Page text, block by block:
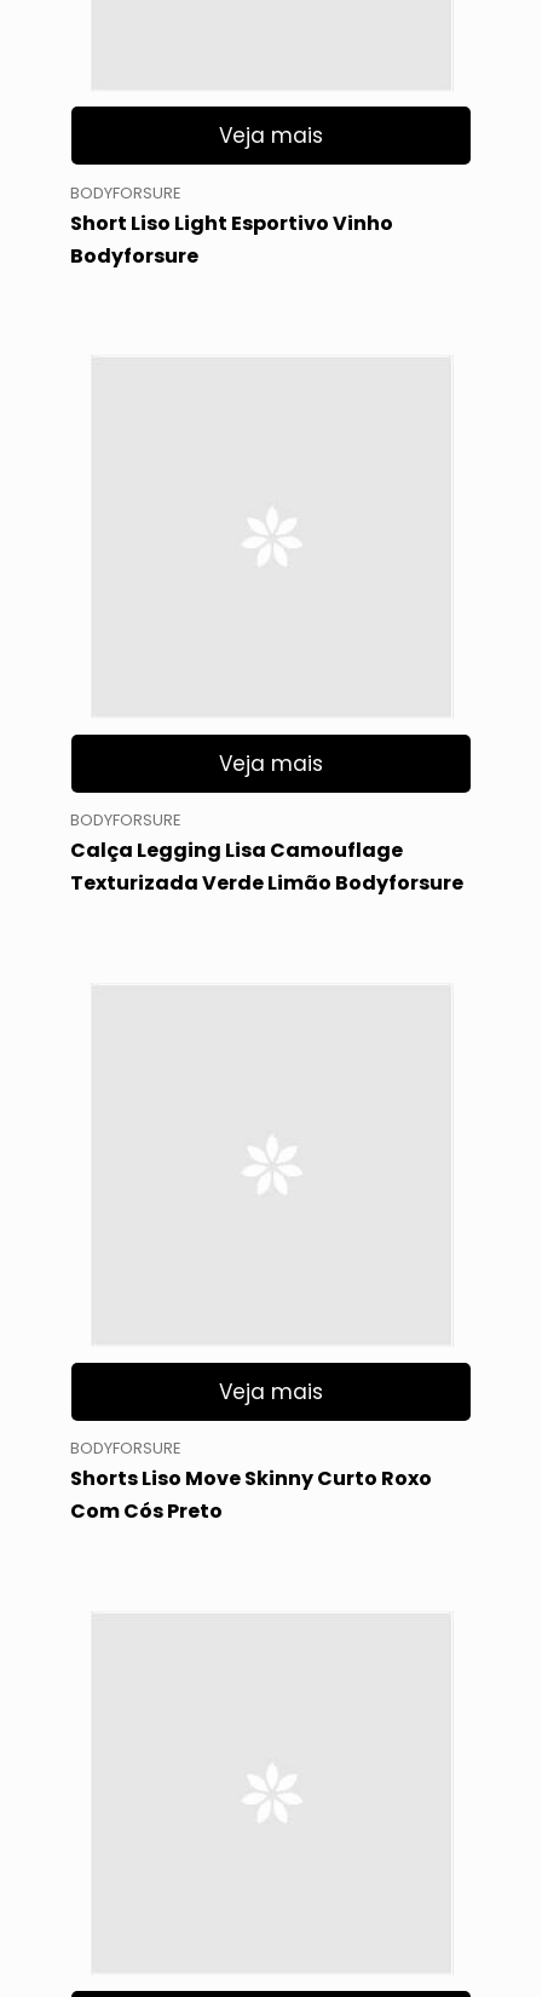
Veja mais
BODYFORSURE
Short Liso Light Esportivo Vinho
Bodyforsure
Veja mais
BODYFORSURE
Calça Legging Lisa Camouflage
Texturizada Verde Limão Bodyforsure
Veja mais
BODYFORSURE
Shorts Liso Move Skinny Curto Roxo
Com Cós Preto